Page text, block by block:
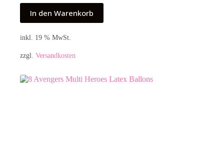
In den Warenkorb
inkl. 19 % MwSt.
zzgl. Versandkosten